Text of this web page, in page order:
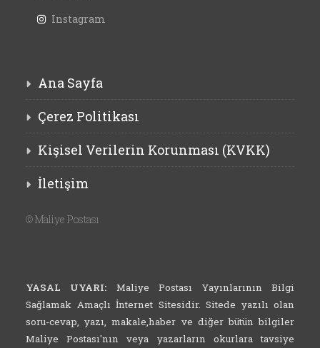
Instagram
Ana Sayfa
Çerez Politikası
Kişisel Verilerin Korunması (KVKK)
İletişim
©Maliye Postası
YASAL UYARI: Maliye Postası Yayınlarının Bilgi
Sağlamak Amaçlı İnternet Sitesidir. Sitede yazılı olan
soru-cevap, yazı, makale,haber ve diğer bütün bilgiler
Maliye Postası'nın veya yazarların okurlara tavsiye